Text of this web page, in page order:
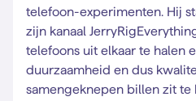
telefoon-experimenten. Hij
zijn kanaal
telefoons uit elkaar te halen
duurzaamheid en dus
samengeknepen billen zit te